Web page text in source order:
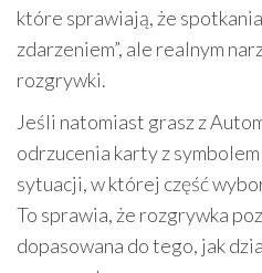
które sprawiają, że
zdarzeniem”, ale realnym
rozgrywki.
Jeśli natomiast grasz z
odrzucenia karty z
sytuacji, w której część
To sprawia, że rozgrywka
dopasowana do tego, jak